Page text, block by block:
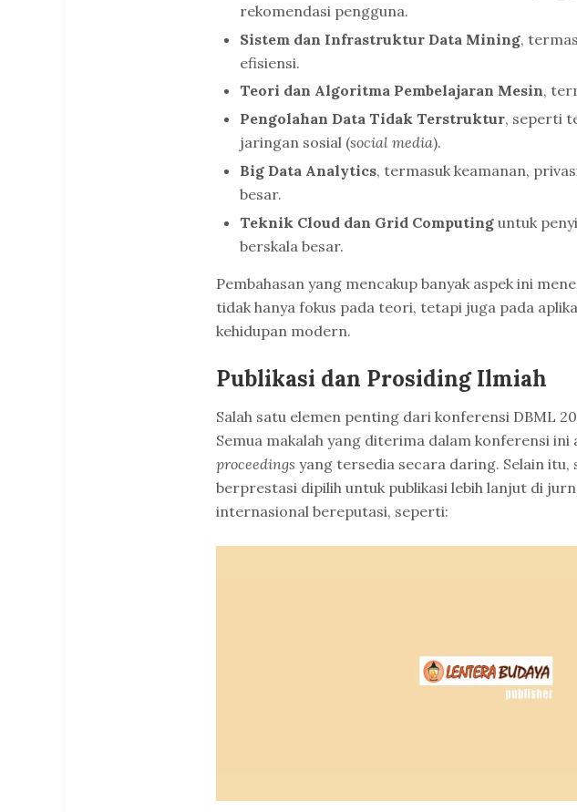
rekomendasi pengguna.
Sistem dan Infrastruktur Data Mining,
efisiensi.
Teori dan Algoritma Pembelajaran Mesin,
Pengolahan Data Tidak Terstruktur, seperti
jaringan sosial (social media).
Big Data Analytics, termasuk keamanan,
besar.
Teknik Cloud dan Grid Computinguntuk
berskala besar.
Pembahasan yang mencakup banyak aspek ini
tidak hanya fokus pada teori, tetapi juga pada
kehidupan modern.
Publikasi dan Prosiding Ilmiah
Salah satu elemen penting dari konferensi DBML
Semua makalah yang diterima dalam konferensi ini
proceedings yang tersedia secara daring. Selain itu,
berprestasi dipilih untuk publikasi lebih lanjut di
internasional bereputasi, seperti: